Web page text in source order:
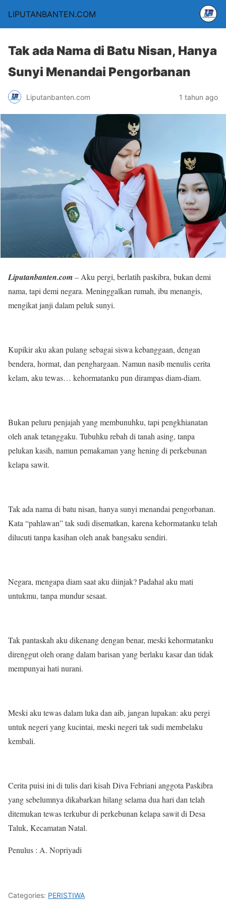
LIPUTANBANTEN.COM
Tak ada Nama di Batu Nisan, Hanya
Sunyi Menandai Pengorbanan
Liputanbanten.com 1 tahun ago
Liputanbanten.com– Aku pergi, berlatih paskibra, bukan demi
nama, tapi demi negara. Meninggalkan rumah, ibu menangis,
mengikat janji dalam peluk sunyi.
Kupikir aku akan pulang sebagai siswa kebanggaan, dengan
bendera, hormat, dan penghargaan. Namun nasib menulis cerita
kelam, aku tewas… kehormatanku pun dirampas diam-diam.
Bukan peluru penjajah yang membunuhku, tapi pengkhianatan
oleh anak tetanggaku. Tubuhku rebah di tanah asing, tanpa
pelukan kasih, namun pemakaman yang hening di perkebunan
kelapa sawit.
Tak ada nama di batu nisan, hanya sunyi menandai pengorbanan.
Kata “pahlawan” tak sudi disematkan, karena kehormatanku telah
dilucuti tanpa kasihan oleh anak bangsaku sendiri.
Negara, mengapa diam saat aku diinjak? Padahal aku mati
untukmu, tanpa mundur sesaat.
Tak pantaskah aku dikenang dengan benar, meski kehormatanku
direnggut oleh orang dalam barisan yang berlaku kasar dan tidak
mempunyai hati nurani.
Meski aku tewas dalam luka dan aib, jangan lupakan: aku pergi
untuk negeri yang kucintai, meski negeri tak sudi membelaku
kembali.
Cerita puisi ini di tulis dari kisah Diva Febriani anggota Paskibra
yang sebelumnya dikabarkan hilang selama dua hari dan telah
ditemukan tewas terkubur di perkebunan kelapa sawit di Desa
Taluk, Kecamatan Natal.
Penulus : A. Nopriyadi
Categories: PERISTIWA